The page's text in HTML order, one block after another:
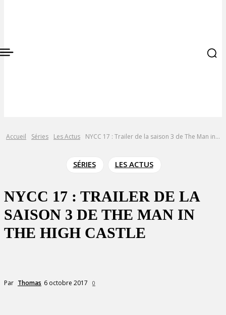
Accueil Séries Les Actus NYCC 17 : Trailer de la saison 3 de The Man in...
SÉRIES LES ACTUS
NYCC 17 : TRAILER DE LA
SAISON 3 DE THE MAN IN
THE HIGH CASTLE
Par Thomas 6 octobre 2017 0